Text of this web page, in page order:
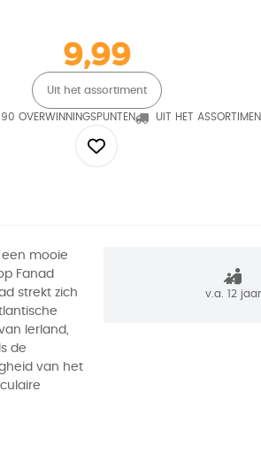
9,99
Uit het assortiment
OVERWINNINGSPUNTEN UIT HET ASSORTIMENT
een mooie
Fanad
strekt zich
Ierland,
de
van het
v.a. 12 jaar